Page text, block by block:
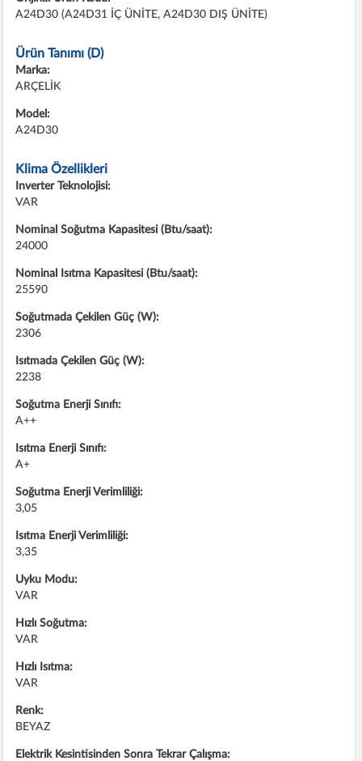
A24D30 (A24D31 İÇ ÜNİTE, A24D30 DIŞ ÜNİTE)
Ürün Tanımı (D)
Marka:
ARÇELİK
Model:
A24D30
Klima Özellikleri
Inverter Teknolojisi:
VAR
Nominal Soğutma Kapasitesi (Btu/saat):
24000
Nominal Isıtma Kapasitesi (Btu/saat):
25590
Soğutmada Çekilen Güç (W):
2306
Isıtmada Çekilen Güç (W):
2238
Soğutma Enerji Sınıfı:
A++
Isıtma Enerji Sınıfı:
A+
Soğutma Enerji Verimliliği:
3,05
Isıtma Enerji Verimliliği:
3,35
Uyku Modu:
VAR
Hızlı Soğutma:
VAR
Hızlı Isıtma:
VAR
Renk:
BEYAZ
Elektrik Kesintisinden Sonra Tekrar Çalışma: